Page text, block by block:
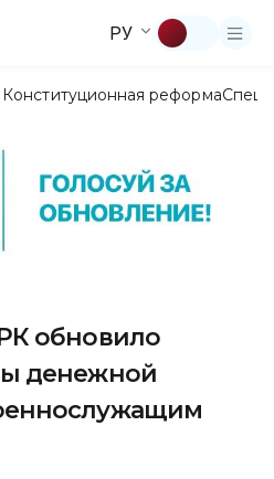
РУ
Конституционная реформа
обновило
денежной